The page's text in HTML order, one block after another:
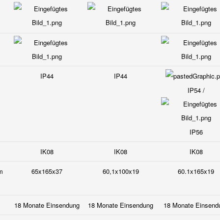
IP44
IP44
IP54 /
IP56
IK08 IK08 IK08
65x165x37 60,1x100x19 60.1x165x19
18 Monate Einsendung 18 Monate Einsendung 18 Monate